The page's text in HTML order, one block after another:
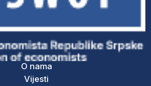
O nama
Vijesti